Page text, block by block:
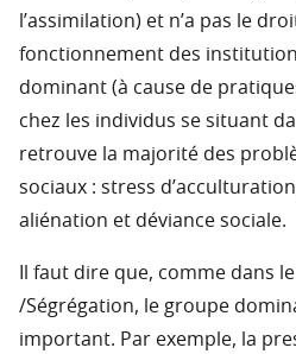
l’assimilation) et n’a pas le
fonctionnement des
dominant (à cause de
chez les individus se situant
retrouve la majorité des
sociaux : stress
aliénation et déviance sociale.
Il faut dire que, comme dans
/Ségrégation, le groupe
important. Par exemple, la